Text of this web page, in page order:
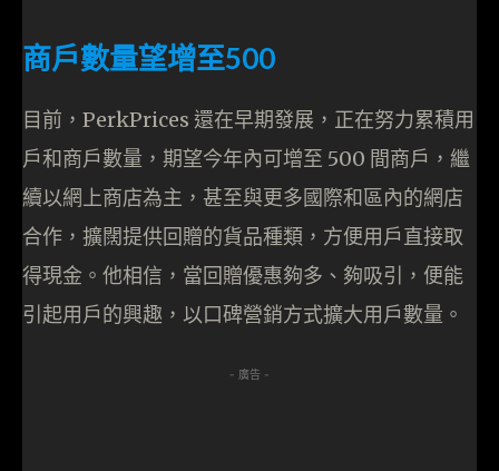
商戶數量望增至500
目前，PerkPrices 還在早期發展，正在努力累積用
戶和商戶數量，期望今年內可增至 500 間商戶，繼
續以網上商店為主，甚至與更多國際和區內的網店
合作，擴闊提供回贈的貨品種類，方便用戶直接取
得現金。他相信，當回贈優惠夠多、夠吸引，便能
引起用戶的興趣，以口碑營銷方式擴大用戶數量。
- 廣告 -